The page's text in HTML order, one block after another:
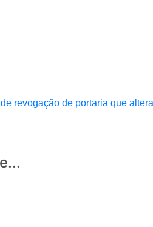
revogação de portaria que